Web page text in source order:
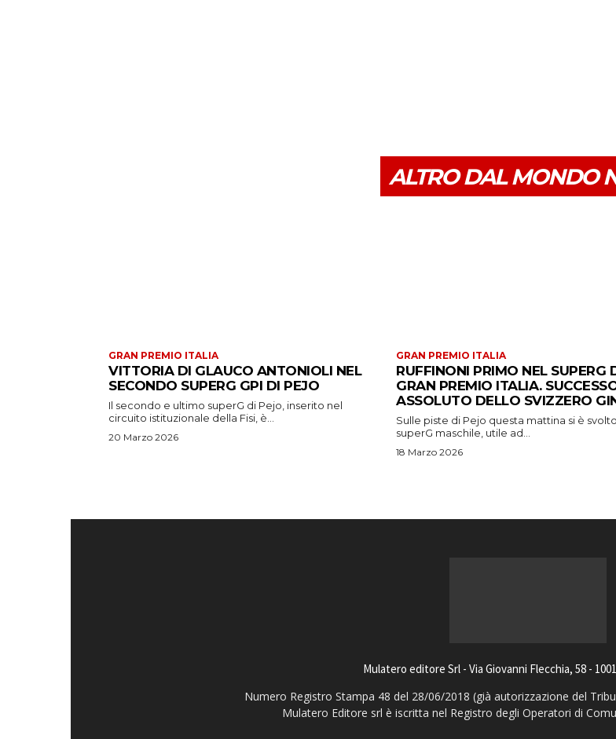
ALTRO DAL MONDO
GRAN PREMIO ITALIA
VITTORIA DI GLAUCO ANTONIOLI NEL
SECONDO SUPERG GPI DI PEJO
Il secondo e ultimo superG di Pejo, inserito nel
circuito istituzionale della Fisi, è...
20 Marzo 2026
GRAN PREMIO ITALIA
RUFFINONI PRIMO NEL SUPERG
GRAN PREMIO ITALIA.
ASSOLUTO DELLO SVIZZERO
Sulle piste di Pejo questa mattina si è
superG maschile, utile ad...
18 Marzo 2026
Mulatero editore Srl - Via Giovanni Flecchia, 58 -
Numero Registro Stampa 48 del 28/06/2018 (già autorizzazione del
Mulatero Editore srl è iscritta nel Registro degli Operatori di